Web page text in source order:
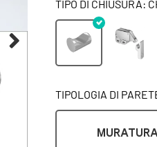
TIPO DI CHIUSURA:
TIPOLOGIA DI